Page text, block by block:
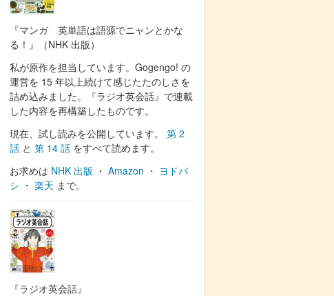
『マンガ 英単語は語源でニャンとかな
る！』（NHK 出版）
私が原作を担当しています。Gogengo! の
運営を 15 年以上続けて感じたたのしさを
詰め込みました。『ラジオ英会話』で連載
した内容を再構築したものです。
現在、試し読みを公開しています。 第 2
話 と 第 14 話 をすべて読めます。
お求めは NHK 出版 ・ Amazon ・ ヨドバ
シ ・ 楽天 まで。
『ラジオ英会話』